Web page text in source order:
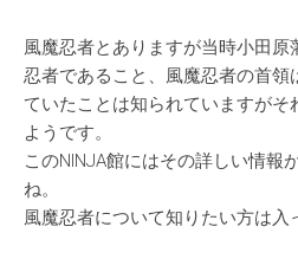
風魔忍者とありますが当時小田原
忍者であること、風魔忍者の首
ていたことは知られていますがそ
ようです。
このNINJA館にはその詳しい情報
ね。
風魔忍者について知りたい方は入